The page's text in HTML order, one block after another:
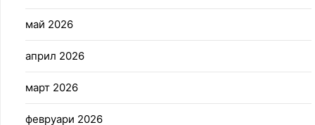
май 2026
април 2026
март 2026
февруари 2026